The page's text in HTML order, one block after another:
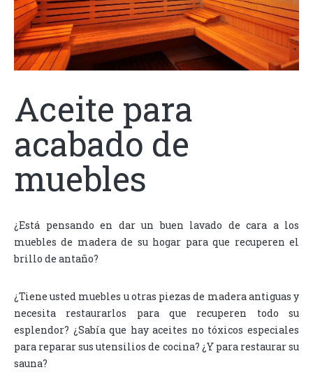
Aceite para
acabado de
muebles
¿Está pensando en dar un buen lavado de cara a los
muebles de madera de su hogar para que recuperen el
brillo de antaño?
¿Tiene usted muebles u otras piezas de madera antiguas y
necesita restaurarlos para que recuperen todo su
esplendor? ¿Sabía que hay aceites no tóxicos especiales
para reparar sus utensilios de cocina? ¿Y para restaurar su
sauna?